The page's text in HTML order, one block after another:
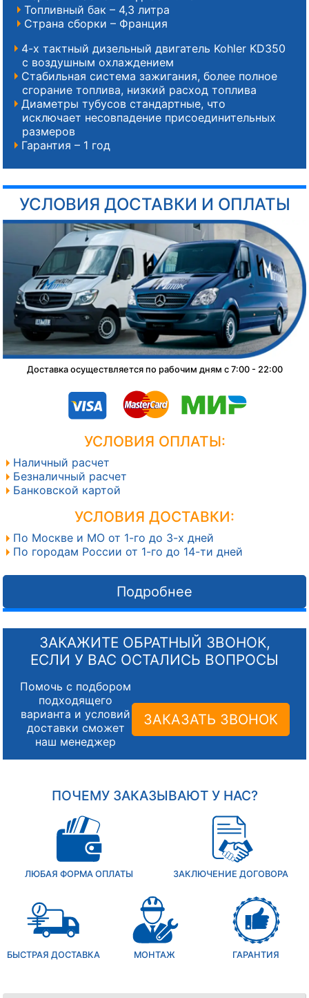
Топливный бак – 4,3 литра
Страна сборки – Франция
4-х тактный дизельный двигатель Kohler KD350
с воздушным охлаждением
Стабильная система зажигания, более полное
сгорание топлива, низкий расход топлива
Диаметры тубусов стандартные, что
исключает несовпадение присоединительных
размеров
Гарантия – 1 год
УСЛОВИЯ ДОСТАВКИ И ОПЛАТЫ
Доставка осуществляется по рабочим дням с 7:00 - 22:00
УСЛОВИЯ ОПЛАТЫ:
Наличный расчет
Безналичный расчет
Банковской картой
УСЛОВИЯ ДОСТАВКИ:
По Москве и МО от 1-го до 3-х дней
По городам России от 1-го до 14-ти дней
Подробнее
ЗАКАЖИТЕ ОБРАТНЫЙ ЗВОНОК,
ЕСЛИ У ВАС ОСТАЛИСЬ ВОПРОСЫ
Помочь с подбором
подходящего
варианта и условий
доставки сможет
наш менеджер
ЗАКАЗАТЬ ЗВОНОК
ПОЧЕМУ ЗАКАЗЫВАЮТ У НАС?
ЛЮБАЯ ФОРМА ОПЛАТЫ ЗАКЛЮЧЕНИЕ ДОГОВОРА
БЫСТРАЯ ДОСТАВКА МОНТАЖ ГАРАНТИЯ